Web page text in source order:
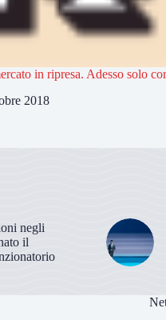
in ripresa. Adesso solo
2018
negli
il